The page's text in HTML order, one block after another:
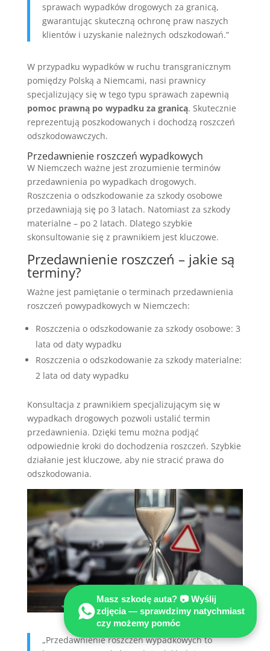
sprawach wypadków drogowych za granicą,
gwarantując skuteczną ochronę praw naszych
klientów i uzyskanie należnych odszkodowań.”
W przypadku wypadków w ruchu transgranicznym
pomiędzy Polską a Niemcami, nasi prawnicy
specjalizujący się w tego typu sprawach zapewnią
pomoc prawną po wypadku za granicą. Skutecznie
reprezentują poszkodowanych i dochodzą roszczeń
odszkodowawczych.
Przedawnienie roszczeń wypadkowych
W Niemczech ważne jest zrozumienie terminów
przedawnienia po wypadkach drogowych.
Roszczenia o odszkodowanie za szkody osobowe
przedawniają się po 3 latach. Natomiast za szkody
materialne – po 2 latach. Dlatego szybkie
skonsultowanie się z prawnikiem jest kluczowe.
Przedawnienie roszczeń – jakie są
terminy?
Ważne jest pamiętanie o terminach przedawnienia
roszczeń powypadkowych w Niemczech:
Roszczenia o odszkodowanie za szkody osobowe: 3
lata od daty wypadku
Roszczenia o odszkodowanie za szkody materialne:
2 lata od daty wypadku
Konsultacja z prawnikiem specjalizującym się w
wypadkach drogowych pozwoli ustalić termin
przedawnienia. Dzięki temu można podjąć
odpowiednie kroki do dochodzenia roszczeń. Szybkie
działanie jest kluczowe, aby nie stracić prawa do
odszkodowania.
„Przedawnienie roszczeń wypadkowych to
Masz szkodę auta? 📷 Wyślij
zdjęcia — sprawdzimy natychmiast
czy możemy pomóc